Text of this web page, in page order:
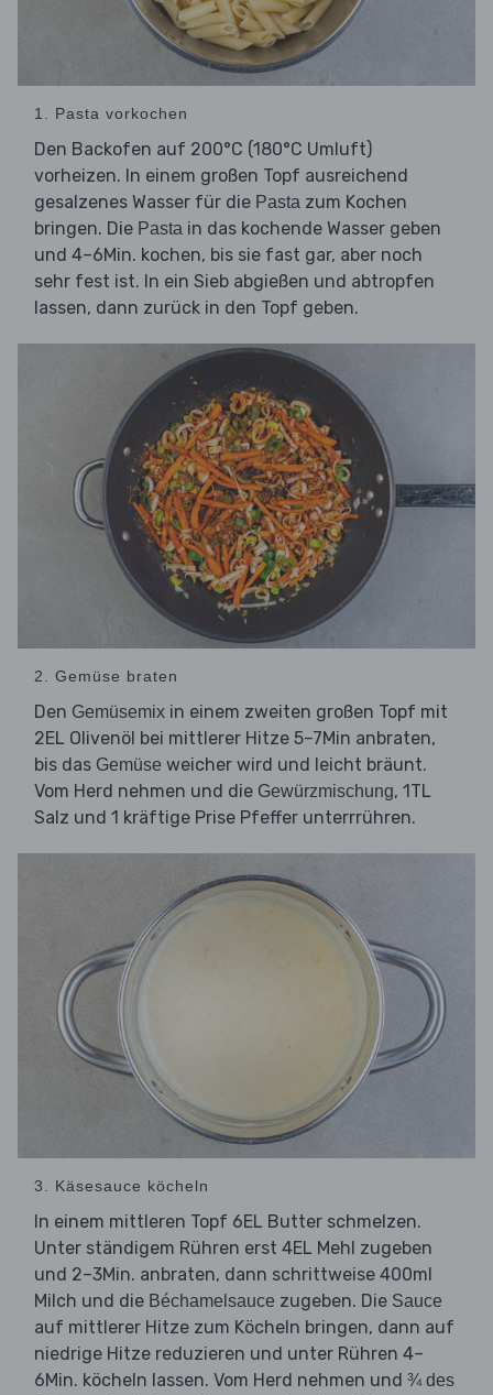
1. Pasta vorkochen
Den Backofen auf 200°C (180°C Umluft)
vorheizen. In einem großen Topf ausreichend
gesalzenes Wasser für die Pasta zum Kochen
bringen. Die Pasta in das kochende Wasser geben
und 4–6Min. kochen, bis sie fast gar, aber noch
sehr fest ist. In ein Sieb abgießen und abtropfen
lassen, dann zurück in den Topf geben.
2. Gemüse braten
Den Gemüsemix in einem zweiten großen Topf mit
2EL Olivenöl bei mittlerer Hitze 5–7Min anbraten,
bis das Gemüse weicher wird und leicht bräunt.
Vom Herd nehmen und die Gewürzmischung, 1TL
Salz und 1 kräftige Prise Pfeffer unterrrühren.
3. Käsesauce köcheln
In einem mittleren Topf 6EL Butter schmelzen.
Unter ständigem Rühren erst 4EL Mehl zugeben
und 2–3Min. anbraten, dann schrittweise 400ml
Milch und die Béchamelsauce zugeben. Die Sauce
auf mittlerer Hitze zum Köcheln bringen, dann auf
niedrige Hitze reduzieren und unter Rühren 4–
6Min. köcheln lassen. Vom Herd nehmen und ¾ des